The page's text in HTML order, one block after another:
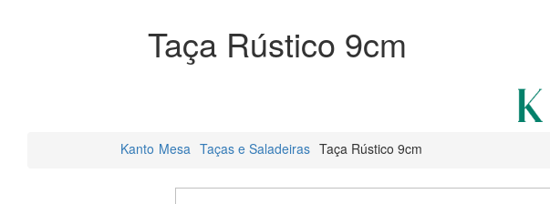
Taça Rústico 9cm
Kanto Mesa Taças e Saladeiras Taça Rústico 9cm